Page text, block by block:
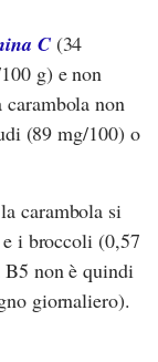
C(34
g) e non
non
(89 mg/100) o
carambola si
i broccoli (0,57
non è quindi
giornaliero).